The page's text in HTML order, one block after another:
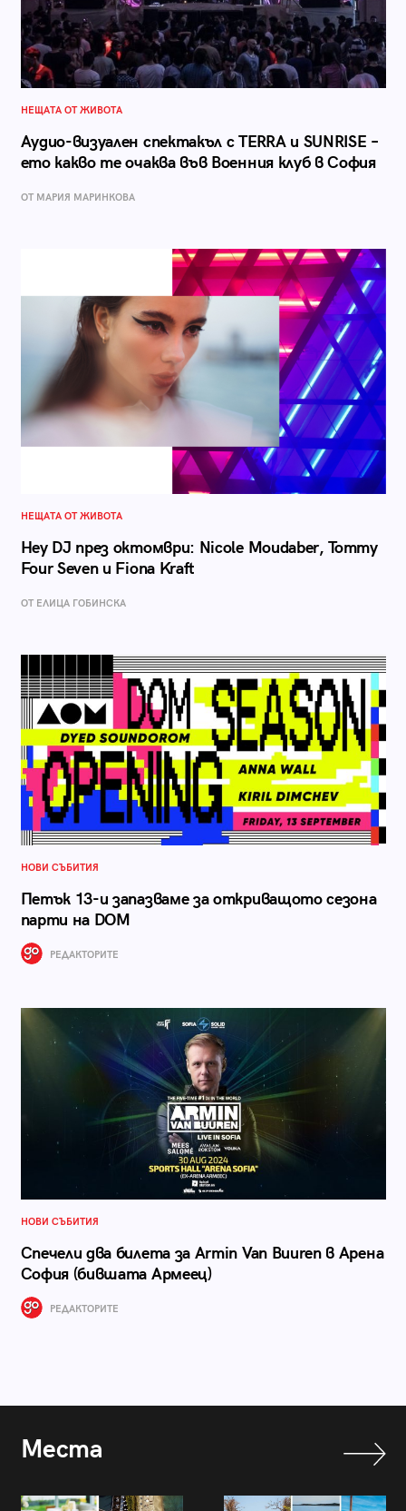
НЕЩАТА ОТ ЖИВОТА
Аудио-визуален спектакъл с TERRA и SUNRISE –
ето какво те очаква във Военния клуб в София
ОТ МАРИЯ МАРИНКОВА
НЕЩАТА ОТ ЖИВОТА
Hey DJ през октомври: Nicole Moudaber, Tommy
Four Seven и Fiona Kraft
ОТ ЕЛИЦА ГОБИНСКА
НОВИ СЪБИТИЯ
Петък 13-и запазваме за откриващото сезона
парти на DOM
РЕДАКТОРИТЕ
НОВИ СЪБИТИЯ
Спечели два билета за Armin Van Buuren в Арена
София (бившата Армеец)
РЕДАКТОРИТЕ
Места